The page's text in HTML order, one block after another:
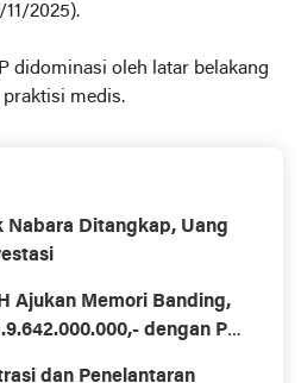
2025).
didominasi oleh latar belakang
medis.
Nabara Ditangkap, Uang
Ajukan Memori Banding,
dengan PT
dan Penelantaran